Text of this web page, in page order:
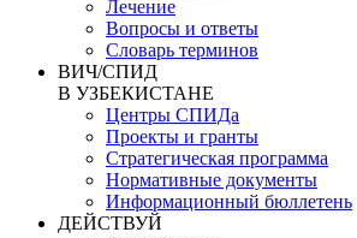
Лечение
Вопросы и ответы
Словарь терминов
ВИЧ/СПИД
В УЗБЕКИСТАНЕ
Центры СПИДа
Проекты и гранты
Стратегическая программа
Нормативные документы
Информационный бюллетень
ДЕЙСТВУЙ